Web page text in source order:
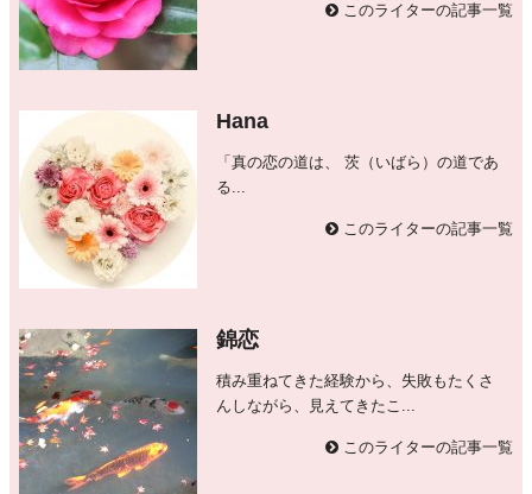
このライターの記事一覧
Hana
「真の恋の道は、 茨（いばら）の道であ
る...
このライターの記事一覧
錦恋
積み重ねてきた経験から、失敗もたくさ
んしながら、見えてきたこ...
このライターの記事一覧